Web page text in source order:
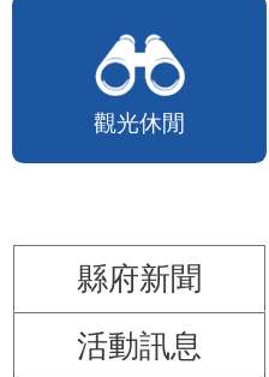
觀光休閒
縣府新聞
活動訊息